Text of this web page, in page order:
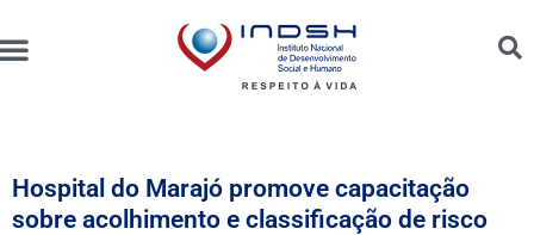
Hospital do Marajó promove capacitação
sobre acolhimento e classificação de risco